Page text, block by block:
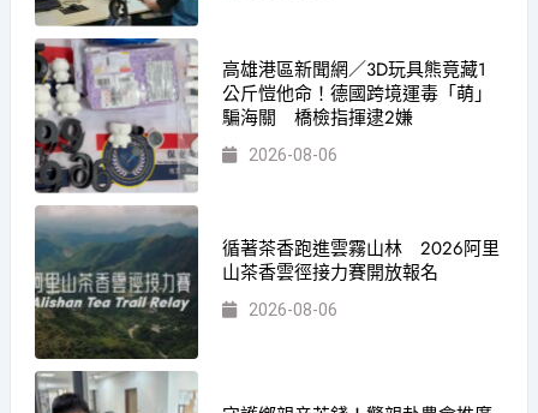
高雄港區新聞網／3D玩具熊竟藏1
公斤愷他命！德國跨境運毒「萌」
騙海關 橋檢指揮逮2嫌
2026-08-06
循著茶香跑進雲霧山林 2026阿里
山茶香雲徑接力賽開放報名
2026-08-06